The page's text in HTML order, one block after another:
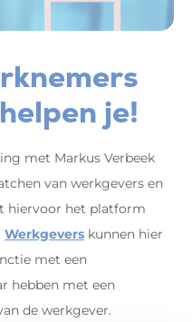
je!
met Markus Verbeek
van werkgevers en
hiervoor het platform
Werkgevers kunnen hier
met een
hebben met een
de werkgever.